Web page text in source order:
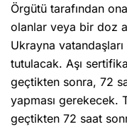
Örgütü tarafından
olanlar veya bir doz
Ukrayna
tutulacak. Aşı
geçtikten sonra, 72
yapması gerekecek.
geçtikten 72 saat